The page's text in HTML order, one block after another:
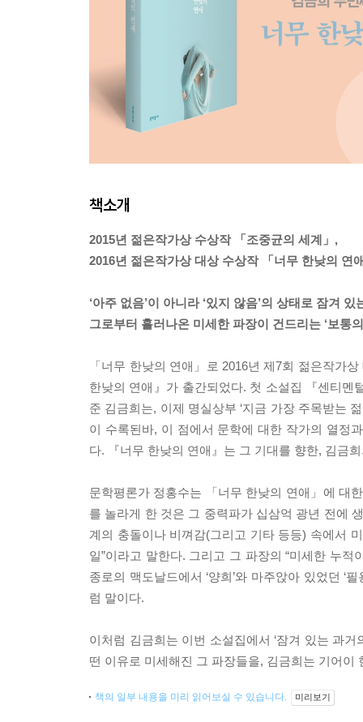
책소개
2015년 젊은작가상 수상작 「조중균의 세계」,
2016년 젊은작가상 대상 수상작 「너무 한낮의 연
‘아주 없음’이 아니라 ‘있지 않음’의 상태로 잠겨 있
그로부터 흘러나온 미세한 파장이 건드리는 ‘보통
「너무 한낮의 연애」로 2016년 제7회 젊은작가
한낮의 연애』가 출간되었다. 첫 소설집 『센티멘
준 김금희는, 이제 명실상부 ‘지금 가장 주목받는
이 수록된바, 이 점에서 문학에 대한 작가의 열정
다. 『너무 한낮의 연애』는 그 기대를 향한, 김금
문학평론가 정홍수는 「너무 한낮의 연애」에 대
를 놀라게 한 것은 그 중력파가 십삼억 광년 전에
계의 충돌이나 비껴감(그리고 기타 등등) 속에서
일”이라고 말한다. 그리고 그 파장의 “미세한 누
종로의 맥도날드에서 ‘양희’와 마주앉아 있었던 ‘
럼 말이다.
이처럼 김금희는 이번 소설집에서 ‘잠겨 있는 과
떤 이유로 미세해진 그 파장들을, 김금희는 기어이
책의 일부 내용을 미리 읽어보실 수 있습니다. 미리보기